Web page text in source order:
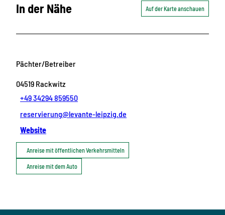
In der Nähe Auf der Karte anschauen
Pächter/Betreiber
04519 Rackwitz
+49 34294 859550
reservierung@levante-leipzig.de
Website
Anreise mit öffentlichen Verkehrsmitteln
Anreise mit dem Auto